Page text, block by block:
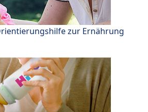
zur Ernährung